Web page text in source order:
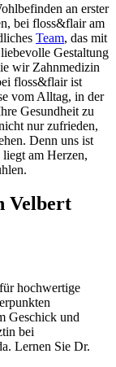
an erster
bei floss&flair am
Team, das mit
Gestaltung
wir Zahnmedizin
floss&flair ist
vom Alltag, in der
Gesundheit zu
nur zufrieden,
Denn uns ist
am Herzen,
Velbert
hochwertige
Geschick und
bei
Lernen Sie Dr.